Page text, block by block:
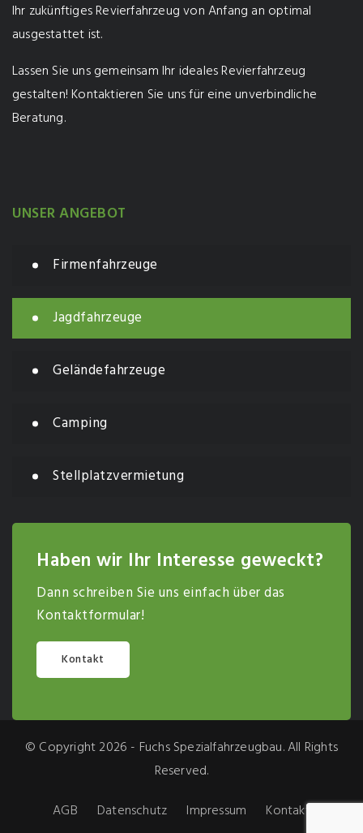
Ihr zukünftiges Revierfahrzeug von Anfang an optimal
ausgestattet ist.
Lassen Sie uns gemeinsam Ihr ideales Revierfahrzeug
gestalten! Kontaktieren Sie uns für eine unverbindliche
Beratung.
UNSER ANGEBOT
Firmenfahrzeuge
Jagdfahrzeuge
Geländefahrzeuge
Camping
Stellplatzvermietung
Haben wir Ihr Interesse geweckt?
Dann schreiben Sie uns einfach über das
Kontaktformular!
Kontakt
© Copyright 2026 - Fuchs Spezialfahrzeugbau. All Rights
Reserved.
AGB
Datenschutz Impressum Kontakt